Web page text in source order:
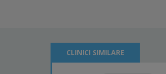
CLINICI SIMILARE